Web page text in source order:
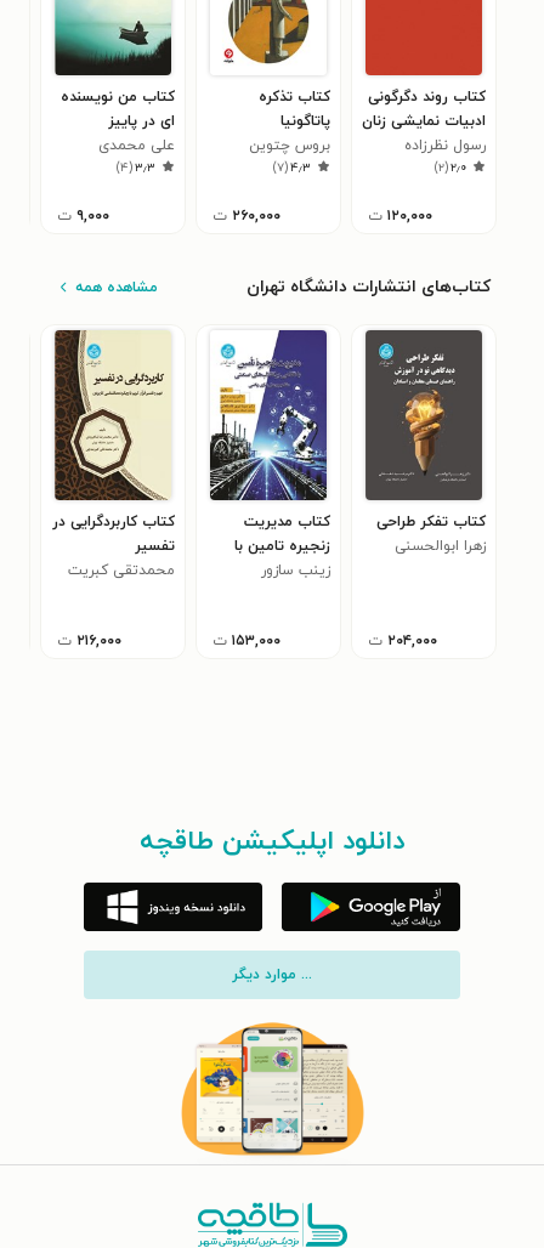
کتاب روند دگرگونی
ادبیات نمایشی زنان
۱۳۵۷)
رسول نظرزاده
۲٫۰(۲)
۱۲۰,۰۰۰ ت
کتاب تذکره‌
پاتاگونیا
بروس چتوین
۴٫۳(۷)
۲۶۰,۰۰۰ ت
کتاب من نویسنده
ای در پاییز
علی محمدی
۳٫۳(۴)
۹,۰۰۰ ت
کتاب‌های انتشارات دانشگاه تهران مشاهده همه
کتاب تفکر طراحی
زهرا ابوالحسنی
۲۰۴,۰۰۰ ت
کتاب مدیریت
زنجیره تامین با
نگاهی بر انقلاب
زینب سازور
۱۵۳,۰۰۰ ت
کتاب کاربردگرایی در
تفسیر
محمدتقی کبریت
۲۱۶,۰۰۰ ت
دانلود اپلیکیشن طاقچه
... موارد دیگر